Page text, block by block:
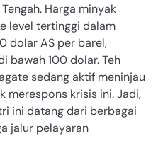
Harga minyak
level tertinggi dalam
dolar AS per barel,
bawah 100 dolar. Teh
sedang aktif meninjau
merespons krisis ini. Jadi,
ini datang dari berbagai
jalur pelayaran